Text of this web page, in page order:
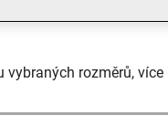
rozměrů, více